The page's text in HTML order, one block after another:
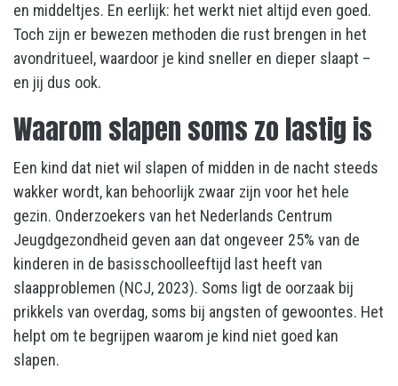
en middeltjes. En eerlijk: het werkt niet altijd even goed.
Toch zijn er bewezen methoden die rust brengen in het
avondritueel, waardoor je kind sneller en dieper slaapt –
en jij dus ook.
Waarom slapen soms zo lastig is
Een kind dat niet wil slapen of midden in de nacht steeds
wakker wordt, kan behoorlijk zwaar zijn voor het hele
gezin. Onderzoekers van het Nederlands Centrum
Jeugdgezondheid geven aan dat ongeveer 25% van de
kinderen in de basisschoolleeftijd last heeft van
slaapproblemen (NCJ, 2023). Soms ligt de oorzaak bij
prikkels van overdag, soms bij angsten of gewoontes. Het
helpt om te begrijpen waarom je kind niet goed kan
slapen.